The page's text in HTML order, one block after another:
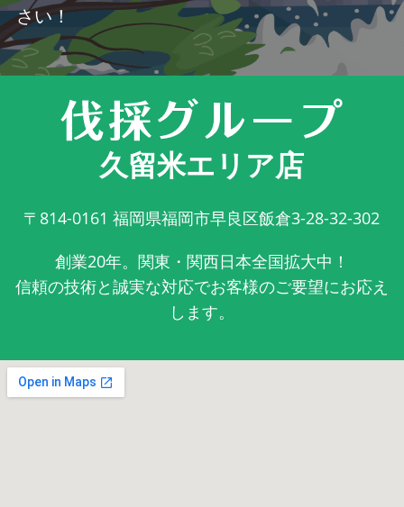
さい！
久留米エリア店
〒814-0161 福岡県福岡市早良区飯倉3-28-32-302
創業20年。関東・関西日本全国拡大中！
信頼の技術と誠実な対応でお客様のご要望にお応え
します。